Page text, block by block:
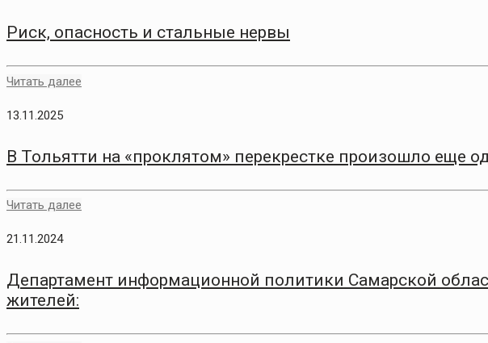
Риск, опасность и стальные нервы
Читать далее
13.11.2025
В Тольятти на «проклятом» перекрестке произошло еще
Читать далее
21.11.2024
Департамент информационной политики Самарской
жителей: